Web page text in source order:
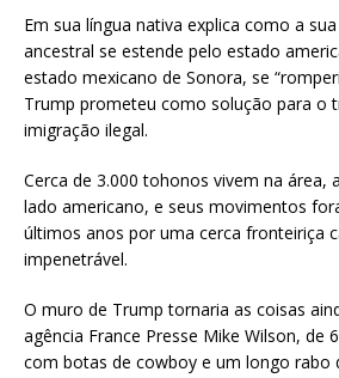
Em sua língua nativa explica como a
ancestral se estende pelo estado
estado mexicano de Sonora, se
Trump prometeu como solução para o
imigração ilegal.
Cerca de 3.000 tohonos vivem na área,
lado americano, e seus movimentos
últimos anos por uma cerca fronteiriça
impenetrável.
O muro de Trump tornaria as coisas
agência France Presse Mike Wilson, de
com botas de cowboy e um longo rabo